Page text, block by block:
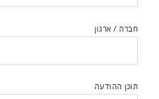
חברה / ארגון
תוכן ההודעה